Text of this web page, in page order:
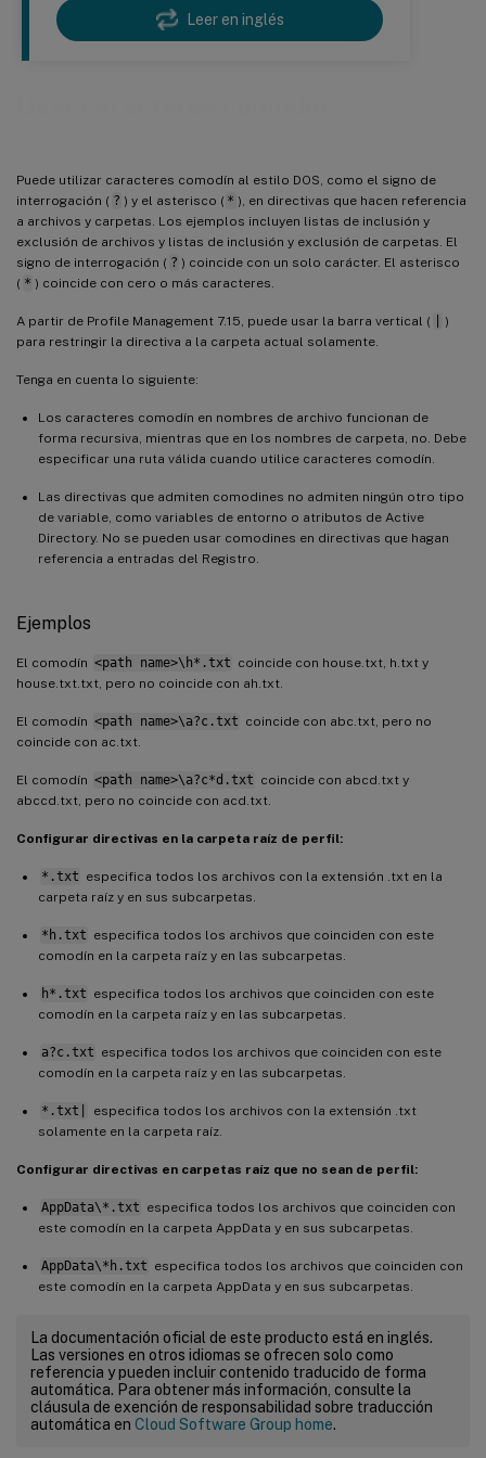
Leer en inglés
Puede utilizar caracteres comodín al estilo DOS, como el signo de
interrogación ( ? ) y el asterisco ( * ), en directivas que hacen referencia
a archivos y carpetas. Los ejemplos incluyen listas de inclusión y
exclusión de archivos y listas de inclusión y exclusión de carpetas. El
signo de interrogación ( ? ) coincide con un solo carácter. El asterisco
( * ) coincide con cero o más caracteres.
A partir de Profile Management 7.15, puede usar la barra vertical (
)
para restringir la directiva a la carpeta actual solamente.
Tenga en cuenta lo siguiente:
Los caracteres comodín en nombres de archivo funcionan de
forma recursiva, mientras que en los nombres de carpeta, no. Debe
especificar una ruta válida cuando utilice caracteres comodín.
Las directivas que admiten comodines no admiten ningún otro tipo
de variable, como variables de entorno o atributos de Active
Directory. No se pueden usar comodines en directivas que hagan
referencia a entradas del Registro.
Ejemplos
El comodín <path name>\h*.txt coincide con house.txt, h.txt y
house.txt.txt, pero no coincide con ah.txt.
El comodín <path name>\a?c.txt coincide con abc.txt, pero no
coincide con ac.txt.
El comodín <path name>\a?c*d.txt coincide con abcd.txt y
abccd.txt, pero no coincide con acd.txt.
Configurar directivas en la carpeta raíz de perfil:
*.txt especifica todos los archivos con la extensión .txt en la
carpeta raíz y en sus subcarpetas.
*h.txt especifica todos los archivos que coinciden con este
comodín en la carpeta raíz y en las subcarpetas.
h*.txt especifica todos los archivos que coinciden con este
comodín en la carpeta raíz y en las subcarpetas.
a?c.txt especifica todos los archivos que coinciden con este
comodín en la carpeta raíz y en las subcarpetas.
*.txt|
especifica todos los archivos con la extensión .txt
solamente en la carpeta raíz.
Configurar directivas en carpetas raíz que no sean de perfil:
AppData\*.txt especifica todos los archivos que coinciden con
este comodín en la carpeta AppData y en sus subcarpetas.
AppData\*h.txt especifica todos los archivos que coinciden con
este comodín en la carpeta AppData y en sus subcarpetas.
La documentación oficial de este producto está en inglés.
Las versiones en otros idiomas se ofrecen solo como
referencia y pueden incluir contenido traducido de forma
automática. Para obtener más información, consulte la
cláusula de exención de responsabilidad sobre traducción
automática en Cloud Software Group home.